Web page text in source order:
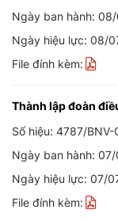
Ngày ban hành:
Ngày hiệu lực: 08/
File đính kèm:
Thành lập đoàn
Số hiệu: 4787/BNV-
Ngày ban hành:
Ngày hiệu lực: 07/
File đính kèm: